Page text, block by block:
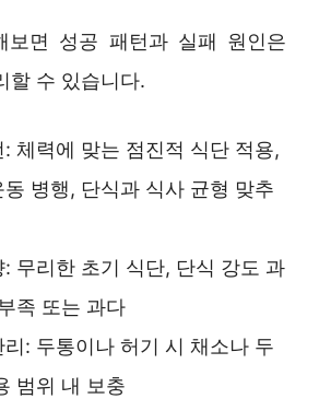
보면 성공 패턴과 실패 원인은
할 수 있습니다.
: 체력에 맞는 점진적 식단 적용,
동 병행, 단식과 식사 균형 맞추
: 무리한 초기 식단, 단식 강도 과
족 또는 과다
리: 두통이나 허기 시 채소나 두
범위 내 보충